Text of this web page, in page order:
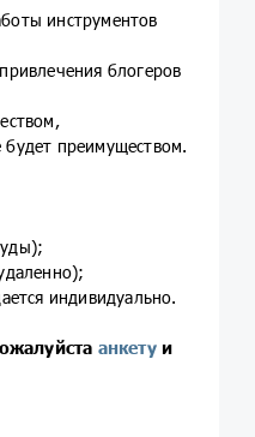
инструментов
блогеров
преимуществом.
индивидуально.
анкетуи